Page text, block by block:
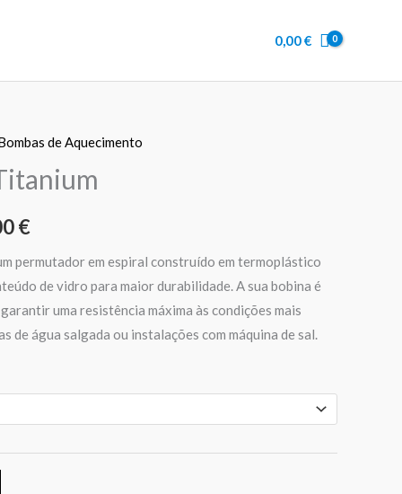
0,00€
de Aquecimento
€
Price
range:
849,00 €
through
1279,00 €
permutador em espiral construído em termoplástico
de vidro para maior durabilidade. A sua bobina é
uma resistência máxima às condições mais
de água salgada ou instalações com máquina de sal.